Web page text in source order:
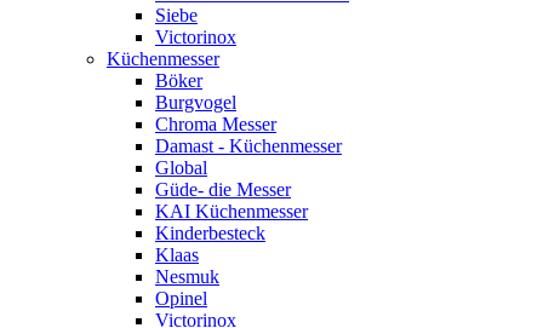
Siebe
Victorinox
Küchenmesser
Böker
Burgvogel
Chroma Messer
Damast - Küchenmesser
Global
Güde- die Messer
KAI Küchenmesser
Kinderbesteck
Klaas
Nesmuk
Opinel
Victorinox